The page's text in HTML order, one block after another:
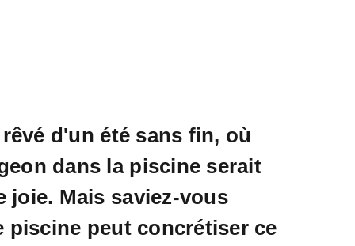
d'un été sans fin, où
dans la piscine serait
joie. Mais saviez-vous
piscine peut concrétiser ce